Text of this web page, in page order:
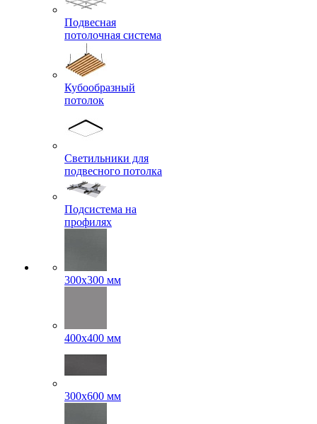
Подвесная
потолочная система
Кубообразный
потолок
Светильники для
подвесного потолка
Подсистема на
профилях
300x300 мм
400х400 мм
300x600 мм